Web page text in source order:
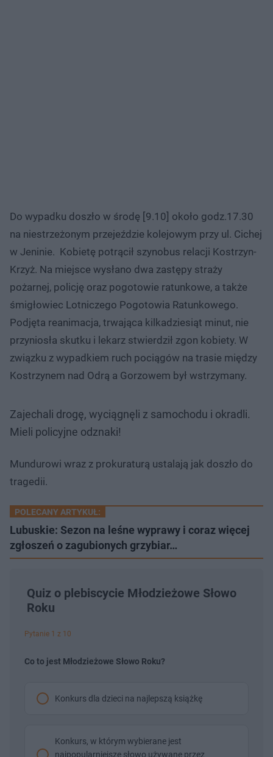
Do wypadku doszło w środę [9.10] około godz.17.30
na niestrzeżonym przejeździe kolejowym przy ul. Cichej
w Jeninie. Kobietę potrącił szynobus relacji Kostrzyn-
Krzyż. Na miejsce wysłano dwa zastępy straży
pożarnej, policję oraz pogotowie ratunkowe, a także
śmigłowiec Lotniczego Pogotowia Ratunkowego.
Podjęta reanimacja, trwająca kilkadziesiąt minut, nie
przyniosła skutku i lekarz stwierdził zgon kobiety. W
związku z wypadkiem ruch pociągów na trasie między
Kostrzynem nad Odrą a Gorzowem był wstrzymany.
Zajechali drogę, wyciągnęli z samochodu i okradli.
Mieli policyjne odznaki!
Mundurowi wraz z prokuraturą ustalają jak doszło do
tragedii.
POLECANY ARTYKUŁ:
Lubuskie: Sezon na leśne wyprawy i coraz więcej
zgłoszeń o zagubionych grzybiar…
Quiz o plebiscycie Młodzieżowe Słowo
Roku
Pytanie 1 z 10
Co to jest Młodzieżowe Słowo Roku?
Konkurs dla dzieci na najlepszą książkę
Konkurs, w którym wybierane jest
najpopularniejsze słowo używane przez